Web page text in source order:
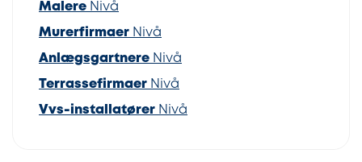
Malere Nivå
Murerfirmaer Nivå
Anlægsgartnere Nivå
Terrassefirmaer Nivå
Vvs-installatører Nivå